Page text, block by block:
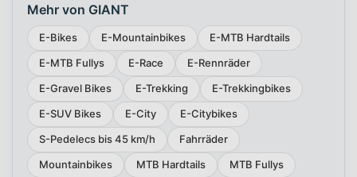
Mehr von GIANT
E-Bikes E-Mountainbikes
E-MTB Hardtails
E-MTB Fullys
E-Race
E-Rennräder
E-Gravel Bikes
E-Trekking
E-Trekkingbikes
E-SUV Bikes
E-City
E-Citybikes
S-Pedelecs bis 45 km/h
Fahrräder
Mountainbikes
MTB Hardtails
MTB Fullys